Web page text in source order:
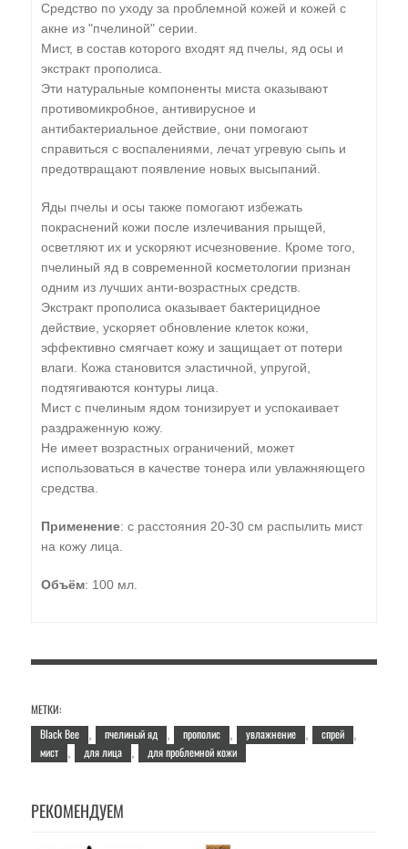
Средство по уходу за проблемной кожей и кожей с
акне из "пчелиной" серии.
Мист, в состав которого входят яд пчелы, яд осы и
экстракт прополиса.
Эти натуральные компоненты миста оказывают
противомикробное, антивирусное и
антибактериальное действие, они помогают
справиться с воспалениями, лечат угревую сыпь и
предотвращают появление новых высыпаний.
Яды пчелы и осы также помогают избежать
покраснений кожи после излечивания прыщей,
осветляют их и ускоряют исчезновение. Кроме того,
пчелиный яд в современной косметологии признан
одним из лучших анти-возрастных средств.
Экстракт прополиса оказывает бактерицидное
действие, ускоряет обновление клеток кожи,
эффективно смягчает кожу и защищает от потери
влаги. Кожа становится эластичной, упругой,
подтягиваются контуры лица.
Мист с пчелиным ядом тонизирует и успокаивает
раздраженную кожу.
Не имеет возрастных ограничений, может
использоваться в качестве тонера или увлажняющего
средства.
Применение: с расстояния 20-30 см распылить мист
на кожу лица.
Объём: 100 мл.
МЕТКИ:
Black Bee
пчелиный яд прополис увлажнение спрей
мист для лица для проблемной кожи
РЕКОМЕНДУЕМ